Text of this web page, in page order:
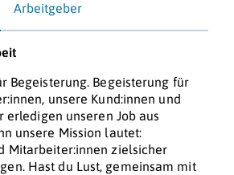
Arbeitgeber
Begeisterung. Begeisterung für
unsere Kund:innen und
erledigen unseren Job aus
unsere Mission lautet:
Mitarbeiter:innen zielsicher
Hast du Lust, gemeinsam mit